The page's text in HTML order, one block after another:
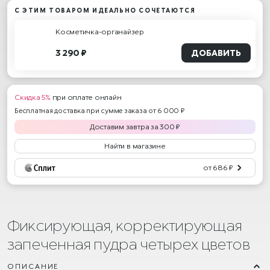
С ЭТИМ ТОВАРОМ ИДЕАЛЬНО СОЧЕТАЮТСЯ
Косметичка-органайзер
3 290 ₽ ДОБАВИТЬ
Скидка 5% при оплате онлайн
Бесплатная доставка при сумме заказа от 6 000 ₽
Доставим завтра за300 ₽
Найти в магазине
от 686 ₽
Фиксирующая, корректирующая
запеченная пудра четырех цветов
ОПИСАНИЕ